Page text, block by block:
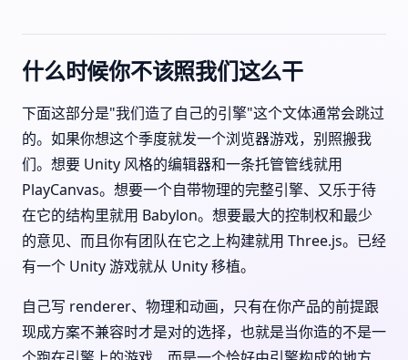
什么时候你不该照我们这么干
下面这部分是"我们造了自己的引擎"这个文体通常会跳过
的。如果你想这个季度就发一个浏览器游戏，别照搬我
们。想要 Unity 风格的编辑器和一条托管管线就用
PlayCanvas。想要一个自带物理的完整引擎、又乐于待
在它的结构里就用 Babylon。想要最大的控制权和最少
的意见、而且你有团队在它之上构建就用 Three.js。已经
有一个 Unity 游戏就从 Unity 移植。
自己写 renderer、物理和动画，只有在你产品的前提跟
现成方案不兼容时才是对的选择，也就是当你造的不是一